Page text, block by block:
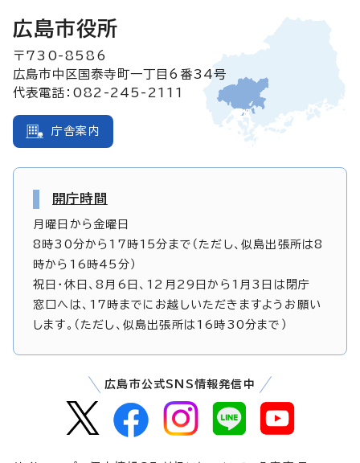
広島市役所
〒730-8586
広島市中区国泰寺町一丁目6番34号
代表電話：082-245-2111
庁舎案内
開庁時間
月曜日から金曜日
8時30分から17時15分まで（ただし、似島出張所は8
時から16時45分）
祝日・休日、8月6日、12月29日から1月3日は閉庁
窓口へは、17時までにお越しいただきますようお願い
します。（ただし、似島出張所は16時30分まで）
広島市公式SNS情報発信中